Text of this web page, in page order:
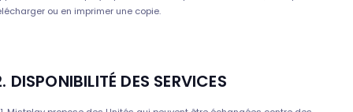
ou en imprimer une copie.
DISPONIBILITÉ DES SERVICES